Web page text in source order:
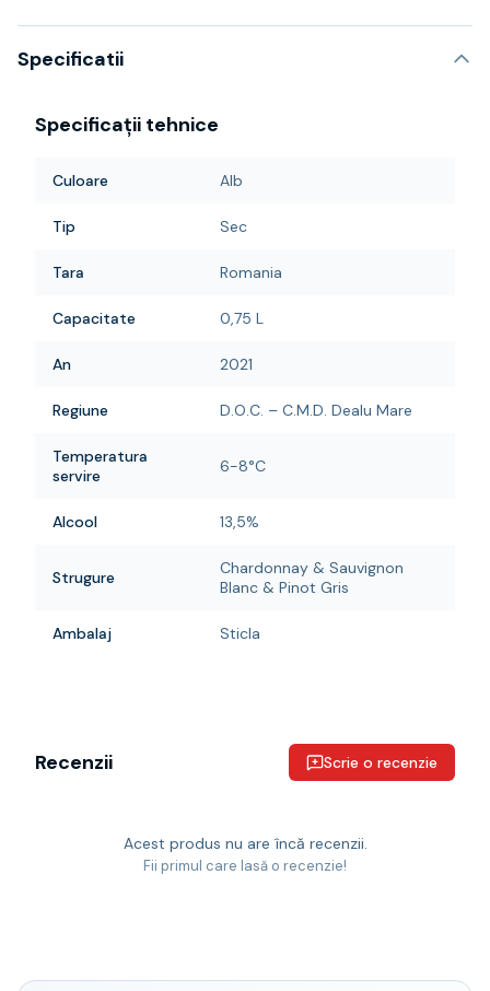
Specificatii
Specificații tehnice
Culoare Alb
Tip Sec
Tara Romania
Capacitate 0,75 L
An 2021
Regiune D.O.C. – C.M.D. Dealu Mare
Temperatura
servire
6-8°C
Alcool 13,5%
Strugure
Chardonnay & Sauvignon
Blanc & Pinot Gris
Ambalaj Sticla
Recenzii Scrie o recenzie
Acest produs nu are încă recenzii.
Fii primul care lasă o recenzie!